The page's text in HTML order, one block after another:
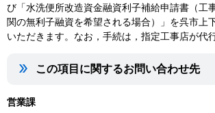
び「水洗便所改造資金融資利子補給申請書（工
関の無利子融資を希望される場合）」を呉市上
いただきます。なお，手続は，指定工事店が代
この項目に関するお問い合わせ先
営業課